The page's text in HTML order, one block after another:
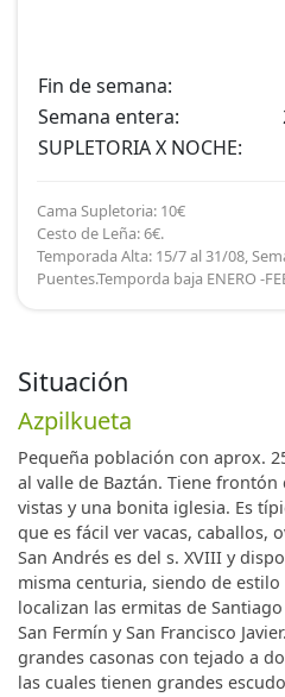
Situación
Azpilkueta
Pequeña población con aprox.
al valle de Baztán. Tiene
vistas y una bonita iglesia. Es
que es fácil ver vacas, caballos,
San Andrés es del s. XVIII y
misma centuria, siendo de
localizan las ermitas de
San Fermín y San Francisco
grandes casonas con tejado a
las cuales tienen grandes
Fin de semana:
Semana entera:
SUPLETORIA X NOCHE:
Cama Supletoria: 10€
Cesto de Leña: 6€.
Temporada Alta: 15/7 al 31/08,
Puentes.Temporda baja ENERO -